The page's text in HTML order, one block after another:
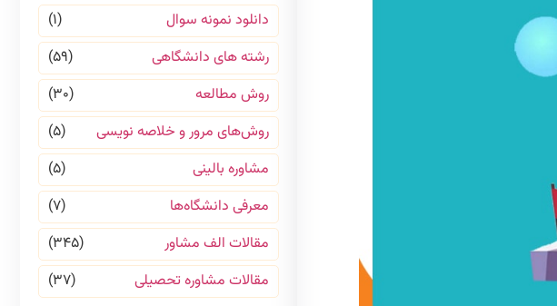
دانلود نمونه سوال
(۱)
رشته های دانشگاهی
(۵۹)
روش مطالعه
(۳۰)
روش‌های مرور و خلاصه نویسی
(۵)
مشاوره بالینی
(۵)
معرفی دانشگاه‌ها
(۷)
مقالات الف مشاور
(۳۴۵)
مقالات مشاوره تحصیلی
(۳۷)